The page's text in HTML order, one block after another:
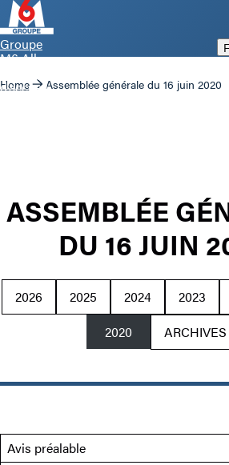
Groupe
M6 Aller
d’accueil
Home Assemblée générale du 16 juin 2020
ASSEMBLÉE
DU 16 JUIN
2026 2025 2024 2023
2020
ARCHIVES
Avis préalable